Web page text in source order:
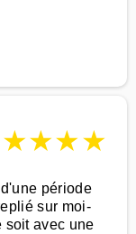
★★★★
période
sur moi-
soit avec une